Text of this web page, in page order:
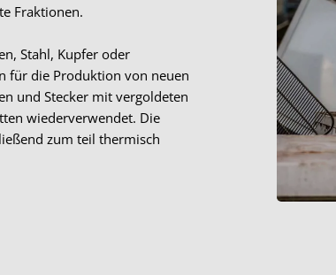
Fraktionen.
Stahl, Kupfer oder
für die Produktion von neuen
und Stecker mit vergoldeten
wiederverwendet. Die
zum teil thermisch